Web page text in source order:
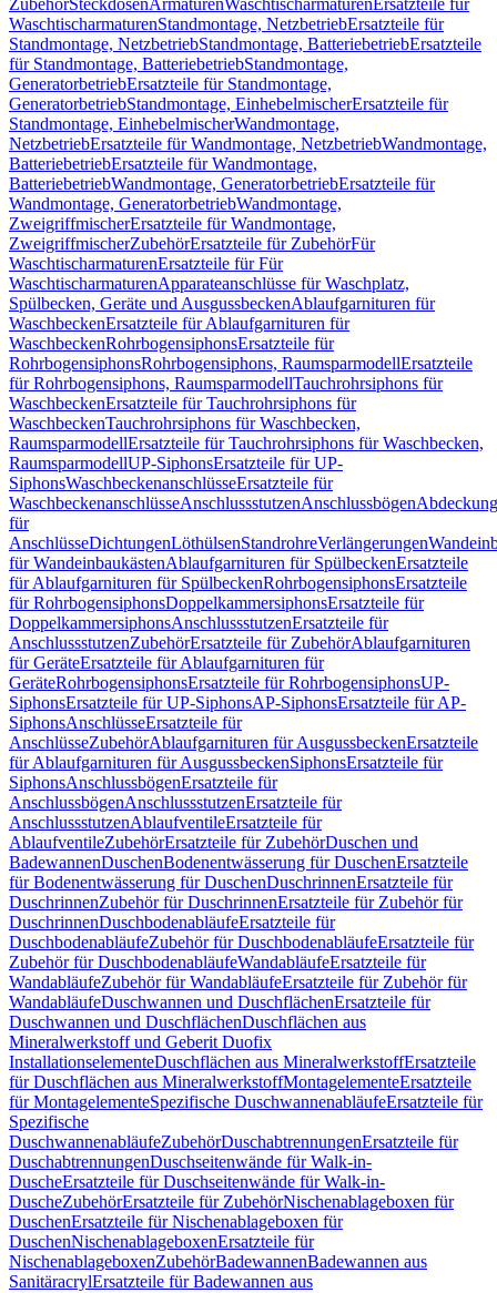
ZubehörSteckdosenArmaturenWaschtischarmaturen Ersatzteile für
WaschtischarmaturenStandmontage, NetzbetriebErsatzteile für
Standmontage, NetzbetriebStandmontage, BatteriebetriebErsatzteile
für Standmontage, BatteriebetriebStandmontage,
GeneratorbetriebErsatzteile für Standmontage,
GeneratorbetriebStandmontage, EinhebelmischerErsatzteile für
Standmontage, EinhebelmischerWandmontage,
NetzbetriebErsatzteile für Wandmontage, NetzbetriebWandmontage,
BatteriebetriebErsatzteile für Wandmontage,
BatteriebetriebWandmontage, GeneratorbetriebErsatzteile für
Wandmontage, GeneratorbetriebWandmontage,
ZweigriffmischerErsatzteile für Wandmontage,
ZweigriffmischerZubehörErsatzteile für ZubehörFür
WaschtischarmaturenErsatzteile für Für
WaschtischarmaturenApparateanschlüsse für Waschplatz,
Spülbecken, Geräte und AusgussbeckenAblaufgarnituren für
WaschbeckenErsatzteile für Ablaufgarnituren für
WaschbeckenRohrbogensiphonsErsatzteile für
RohrbogensiphonsRohrbogensiphons, RaumsparmodellErsatzteile
für Rohrbogensiphons, RaumsparmodellTauchrohrsiphons für
WaschbeckenErsatzteile für Tauchrohrsiphons für
WaschbeckenTauchrohrsiphons für Waschbecken,
RaumsparmodellErsatzteile für Tauchrohrsiphons für Waschbecken,
RaumsparmodellUP-SiphonsErsatzteile für UP-
SiphonsWaschbeckenanschlüsseErsatzteile für
WaschbeckenanschlüsseAnschlussstutzenAnschlussbögen
für
AnschlüsseDichtungenLöthülsenStandrohreVerlängerungen
für WandeinbaukästenAblaufgarnituren für SpülbeckenErsatzteile
für Ablaufgarnituren für SpülbeckenRohrbogensiphonsErsatzteile
für RohrbogensiphonsDoppelkammersiphonsErsatzteile für
DoppelkammersiphonsAnschlussstutzenErsatzteile für
AnschlussstutzenZubehörErsatzteile für ZubehörAblaufgarnituren
für GeräteErsatzteile für Ablaufgarnituren für
GeräteRohrbogensiphonsErsatzteile für RohrbogensiphonsUP-
SiphonsErsatzteile für UP-SiphonsAP-SiphonsErsatzteile für AP-
SiphonsAnschlüsseErsatzteile für
AnschlüsseZubehörAblaufgarnituren für AusgussbeckenErsatzteile
für Ablaufgarnituren für AusgussbeckenSiphonsErsatzteile für
SiphonsAnschlussbögenErsatzteile für
AnschlussbögenAnschlussstutzenErsatzteile für
AnschlussstutzenAblaufventileErsatzteile für
AblaufventileZubehörErsatzteile für ZubehörDuschen und
BadewannenDuschenBodenentwässerung für DuschenErsatzteile
für Bodenentwässerung für DuschenDuschrinnenErsatzteile für
DuschrinnenZubehör für DuschrinnenErsatzteile für Zubehör für
DuschrinnenDuschbodenabläufeErsatzteile für
DuschbodenabläufeZubehör für DuschbodenabläufeErsatzteile für
Zubehör für DuschbodenabläufeWandabläufeErsatzteile für
WandabläufeZubehör für WandabläufeErsatzteile für Zubehör für
WandabläufeDuschwannen und DuschflächenErsatzteile für
Duschwannen und DuschflächenDuschflächen aus
Mineralwerkstoff und Geberit Duofix
InstallationselementeDuschflächen aus MineralwerkstoffErsatzteile
für Duschflächen aus MineralwerkstoffMontagelementeErsatzteile
für MontagelementeSpezifische DuschwannenabläufeErsatzteile für
Spezifische
DuschwannenabläufeZubehörDuschabtrennungenErsatzteile für
DuschabtrennungenDuschseitenwände für Walk-in-
DuscheErsatzteile für Duschseitenwände für Walk-in-
DuscheZubehörErsatzteile für ZubehörNischenablageboxen für
DuschenErsatzteile für Nischenablageboxen für
DuschenNischenablageboxenErsatzteile für
NischenablageboxenZubehörBadewannenBadewannen aus
SanitäracrylErsatzteile für Badewannen aus